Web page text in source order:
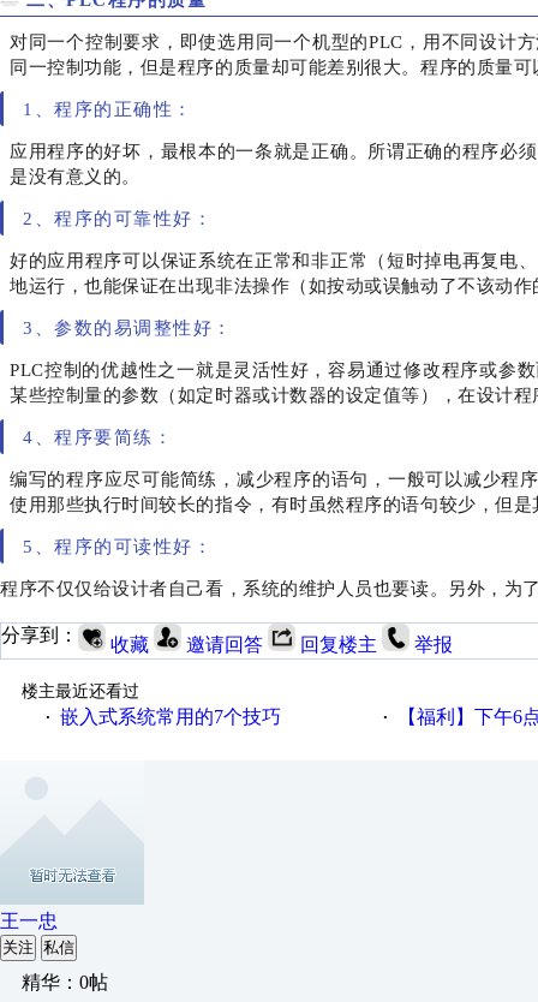
对同一个控制要求，即使选用同一个机型的PLC，用不同设计
同一控制功能，但是程序的质量却可能差别很大。程序的质量
1、程序的正确性：
应用程序的好坏，最根本的一条就是正确。所谓正确的程序必
是没有意义的。
2、程序的可靠性好：
好的应用程序可以保证系统在正常和非正常（短时掉电再复电
地运行，也能保证在出现非法操作（如按动或误触动了不该动
3、参数的易调整性好：
PLC控制的优越性之一就是灵活性好，容易通过修改程序或参
某些控制量的参数（如定时器或计数器的设定值等），在设计
4、程序要简练：
编写的程序应尽可能简练，减少程序的语句，一般可以减少程
使用那些执行时间较长的指令，有时虽然程序的语句较少，但
5、程序的可读性好：
程序不仅仅给设计者自己看，系统的维护人员也要读。另外，为
分享到： 收藏 邀请回答 回复楼主 举报
楼主最近还看过
· 嵌入式系统常用的7个技巧 · 【福利】下午6点论坛大
王一忠
关注 私信
精华：0帖